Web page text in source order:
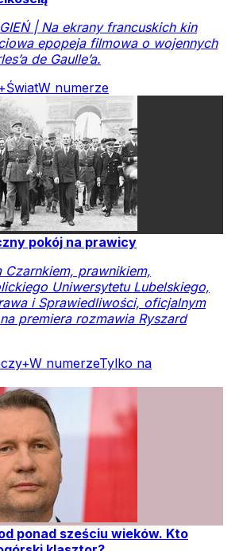
| Na ekrany francuskich kin
epopeja filmowa o wojennych
de Gaulle’a.
ŚwiatW numerze
pokój na prawicy
Czarnkiem, prawnikiem,
Uniwersytetu Lubelskiego,
i Sprawiedliwości, oficjalnym
premiera rozmawia Ryszard
W numerzeTylko na
ponad sześciu wieków. Kto